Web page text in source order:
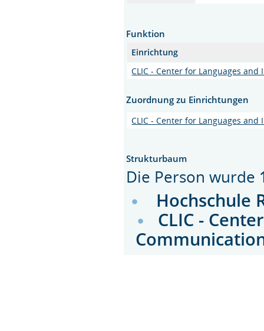
Funktion
Einrichtung
CLIC - Center for Languages
Zuordnung zu Einrichtungen
CLIC - Center for Languages
Strukturbaum
Die Person wurde
Hochschule
CLIC -